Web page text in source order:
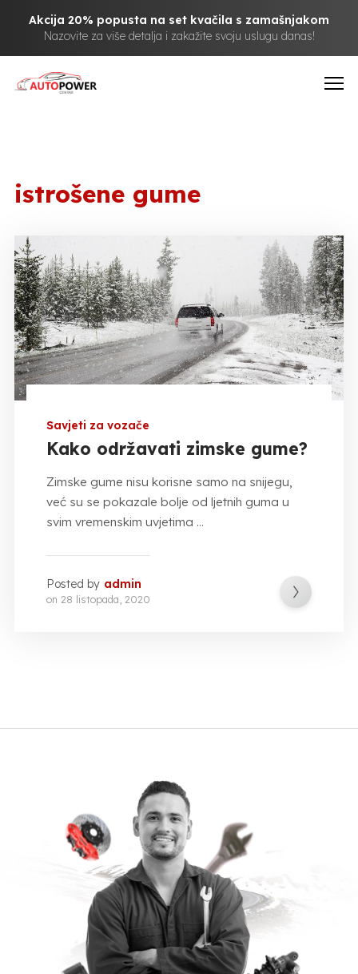
Akcija 20% popusta na set kvačila s zamašnjakom
Nazovite za više detalja i zakažite svoju uslugu danas!
istrošene gume
Savjeti za vozače
Kako održavati zimske gume?
Zimske gume nisu korisne samo na snijegu,
već su se pokazale bolje od ljetnih guma u
svim vremenskim uvjetima ...
Posted by admin
on 28 listopada, 2020